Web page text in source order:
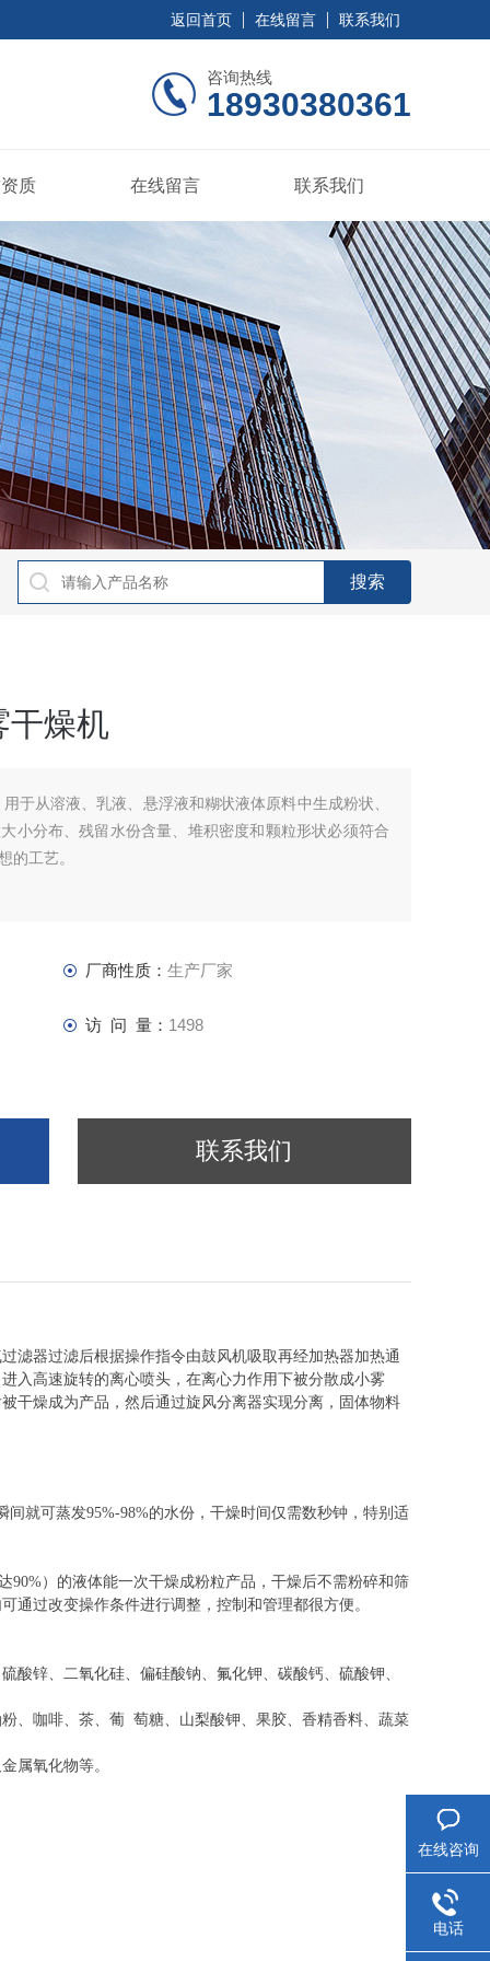
返回首页 在线留言 联系我们
咨询热线
18930380361
质 在线留言 联系我们
干燥机
于从溶液、乳液、悬浮液和糊状液体原料中生成粉状、
小分布、残留水份含量、堆积密度和颗粒形状必须符合
的工艺。
厂商性质： 生产厂家
访 问 量： 1498
联系我们
滤器过滤后根据操作指令由鼓风机吸取再经加热器加热通
入高速旋转的离心喷头，在离心力作用下被分散成小雾
干燥成为产品，然后通过旋风分离器实现分离，固体物料
就可蒸发95%-98%的水份，干燥时间仅需数秒钟，特别适
90%）的液体能一次干燥成粉粒产品，干燥后不需粉碎和筛
通过改变操作条件进行调整，控制和管理都很方便。
酸锌、二氧化硅、偏硅酸钠、氟化钾、碳酸钙、硫酸钾、
、咖啡、茶、葡 萄糖、山梨酸钾、果胶、香精香料、蔬菜
属氧化物等。
在线咨询
电话